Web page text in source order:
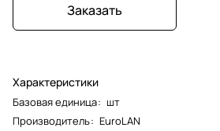
Заказать
Характеристики
Базовая единица: шт
Производитель: EuroLAN